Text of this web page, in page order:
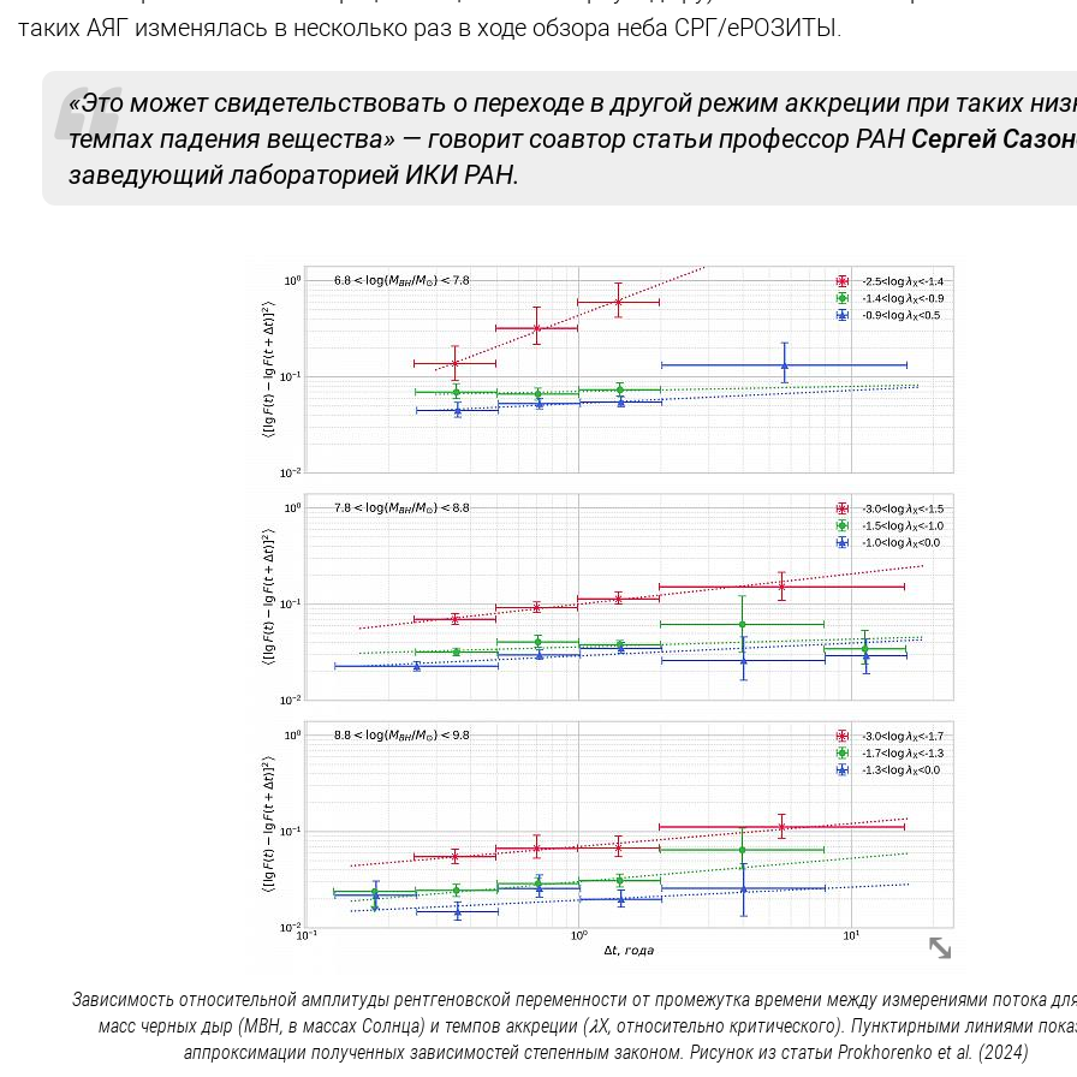
таких АЯГ изменялась в несколько раз в ходе обзора неба СРГ/еРОЗИТЫ.
«Это может свидетельствовать о переходе в другой режим аккреции при таких
темпах падения вещества» — говорит соавтор статьи профессор РАН Сергей
заведующий лабораторией ИКИ РАН.
Зависимость относительной амплитуды рентгеновской переменности от промежутка времени между измерениями потока
масс черных дыр (MBH, в массах Солнца) и темпов аккреции (𝜆X, относительно критического). Пунктирными линиями
аппроксимации полученных зависимостей степенным законом. Рисунок из статьи Prokhorenko et al. (2024)